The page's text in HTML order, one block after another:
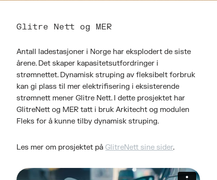
Glitre Nett og MER
Antall ladestasjoner i Norge har eksplodert de siste
årene. Det skaper kapasitetsutfordringer i
strømnettet. Dynamisk struping av fleksibelt forbruk
kan gi plass til mer elektrifisering i eksisterende
strømnett mener Glitre Nett. I dette prosjektet har
GlitreNett og MER tatt i bruk Arkitecht og modulen
Fleks for å kunne tilby dynamisk struping.
Les mer om prosjektet påGlitreNett sine sider.